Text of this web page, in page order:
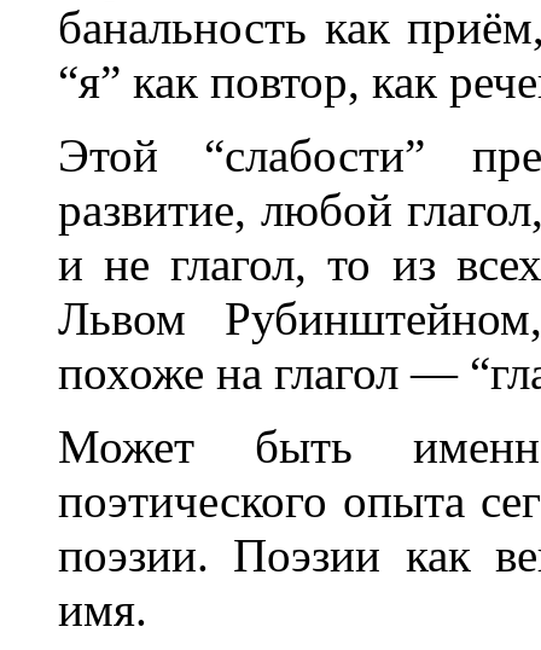
банальность как
“я” как повтор, как
Этой “слабости”
развитие, любой
и не глагол, то из
Львом
похоже на глагол —
Может быть
поэтического опыта
поэзии. Поэзии как
имя.